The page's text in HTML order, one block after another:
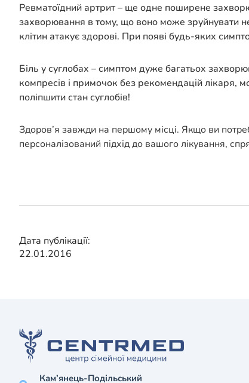
Ревматоїдний артрит – ще одне поширене
захворювання в тому, що воно може зруйнувати
клітин атакує здорові. При появі будь-яких
Біль у суглобах – симптом дуже багатьох
компресів і примочок без рекомендацій лікаря,
поліпшити стан суглобів!
Здоров’я завжди на першому місці. Якщо ви
персоналізований підхід до вашого лікування,
Дата публікації:
22.01.2016
Кам’янець-Подільський